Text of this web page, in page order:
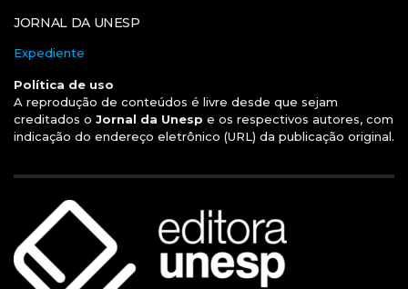
JORNAL DA UNESP
Expediente
Política de uso
A reprodução de conteúdos é livre desde que sejam
creditados o Jornal da Unesp e os respectivos autores, com
indicação do endereço eletrônico (URL) da publicação original.